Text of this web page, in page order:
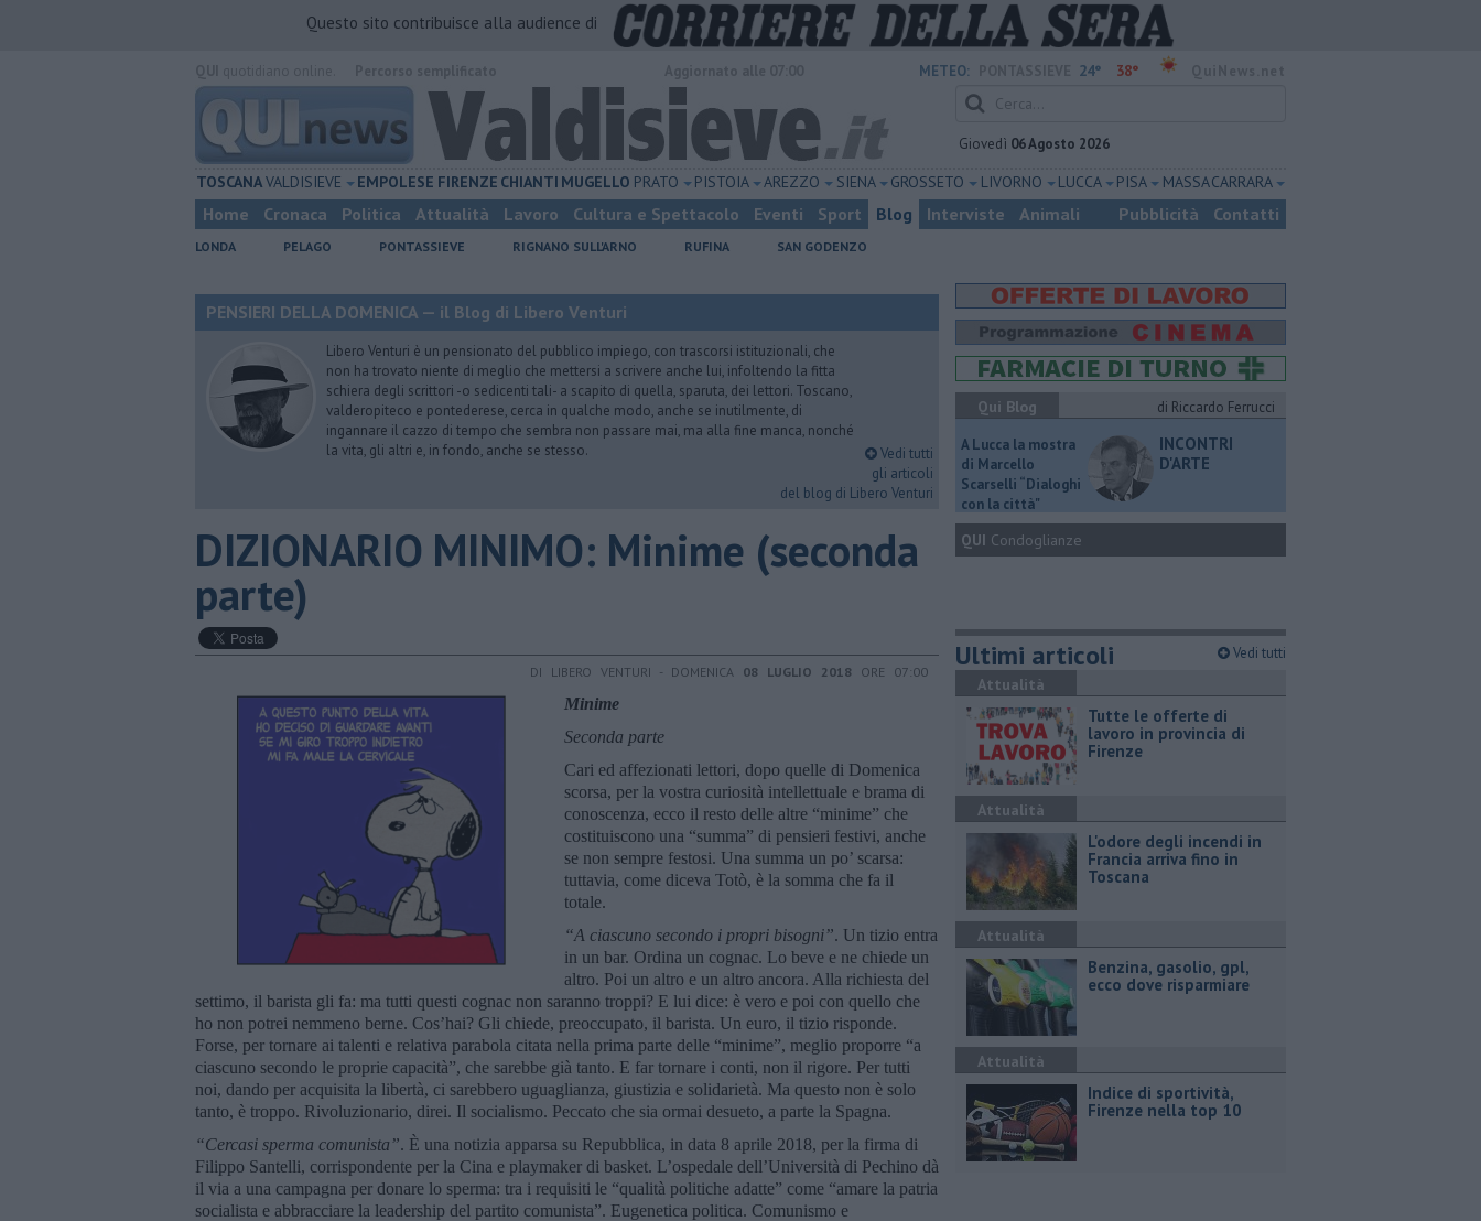
Questo sito contribuisce alla audience di
METEO: 24° 38°
Giovedì 06 Agosto 2026
TOSCANAVALDISIEVE EMPOLESE FIRENZE CHIANTI MUGELLO PRATO PISTOIA AREZZO SIENA GROSSETO LIVORNO LUCCA PISA MASSA CARRARA
Home Cronaca Politica Attualità Lavoro Cultura e Spettacolo Eventi Sport Blog Interviste Animali Pubblicità Contatti
LONDA PELAGO PONTASSIEVE RIGNANO SULL'ARNO RUFINA SAN GODENZO
PENSIERI DELLA DOMENICA — il Blog di Libero Venturi
Libero Venturi è un pensionato del pubblico impiego, con trascorsi istituzionali, che
non ha trovato niente di meglio che mettersi a scrivere anche lui, infoltendo la fitta
schiera degli scrittori -o sedicenti tali- a scapito di quella, sparuta, dei lettori. Toscano,
valderopiteco e pontederese, cerca in qualche modo, anche se inutilmente, di
ingannare il cazzo di tempo che sembra non passare mai, ma alla fine manca, nonché
la vita, gli altri e, in fondo, anche se stesso.
Vedi tutti
gli articoli
del blog di Libero Venturi
DIZIONARIO MINIMO: Minime (seconda
parte)
DI LIBERO VENTURI - DOMENICA 08 LUGLIO 2018 ORE 07:00
Minime
Seconda parte
Cari ed affezionati lettori, dopo quelle di Domenica
scorsa, per la vostra curiosità intellettuale e brama di
conoscenza, ecco il resto delle altre “minime” che
costituiscono una “summa” di pensieri festivi, anche
se non sempre festosi. Una summa un po’ scarsa:
tuttavia, come diceva Totò, è la somma che fa il
totale.
“A ciascuno secondo i propri bisogni”. Un tizio entra
in un bar. Ordina un cognac. Lo beve e ne chiede un
altro. Poi un altro e un altro ancora. Alla richiesta del
settimo, il barista gli fa: ma tutti questi cognac non saranno troppi? E lui dice: è vero e poi con quello che
ho non potrei nemmeno berne. Cos’hai? Gli chiede, preoccupato, il barista. Un euro, il tizio risponde.
Forse, per tornare ai talenti e relativa parabola citata nella prima parte delle “minime”, meglio proporre “a
ciascuno secondo le proprie capacità”, che sarebbe già tanto. E far tornare i conti, non il rigore. Per tutti
noi, dando per acquisita la libertà, ci sarebbero uguaglianza, giustizia e solidarietà. Ma questo non è solo
tanto, è troppo. Rivoluzionario, direi. Il socialismo. Peccato che sia ormai desueto, a parte la Spagna.
“Cercasi sperma comunista”. È una notizia apparsa su Repubblica, in data 8 aprile 2018, per la firma di
Filippo Santelli, corrispondente per la Cina e playmaker di basket. L’ospedale dell’Università di Pechino dà
il via a una campagna per donare lo sperma: tra i requisiti le “qualità politiche adatte” come “amare la patria
socialista e abbracciare la leadership del partito comunista”. Eugenetica politica. Comunismo e
Qui Blog
di Riccardo Ferrucci
A Lucca la mostra
di Marcello
Scarselli “Dialoghi
con la città"
INCONTRI
D'ARTE
QUI Condoglianze
Ultimi articoli Vedi tutti
Attualità
​Tutte le offerte di
lavoro in provincia di
Firenze
Attualità
L'odore degli incendi in
Francia arriva fino in
Toscana
Attualità
​Benzina, gasolio, gpl,
ecco dove risparmiare
Attualità
Indice di sportività,
Firenze nella top 10